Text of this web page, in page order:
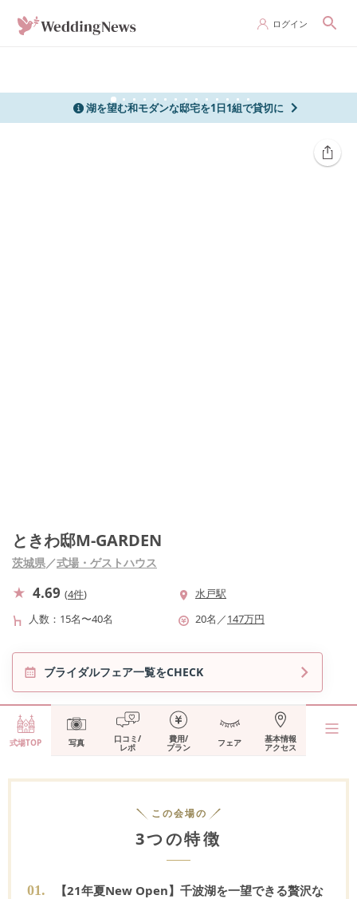
ログイン
湖を望む和モダンな邸宅を1日1組で貸切に
ときわ邸M-GARDEN
茨城県／式場・ゲストハウス
4.69 (4件)
水戸駅
人数
15名〜40名 20名 ／147万円
ブライダルフェア一覧をCHECK
式場TOP 写真 口コミ/
レポ
費用/
プラン フェア 基本情報
アクセス
この会場の
3つの特徴
01.
【21年夏New Open】千波湖を一望できる贅沢な